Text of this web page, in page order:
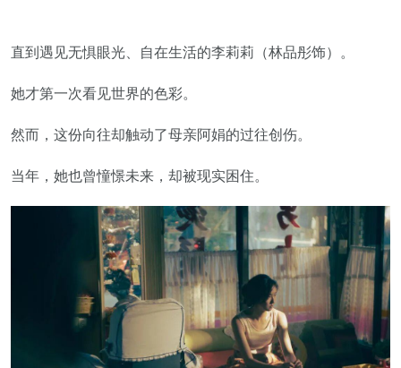
直到遇见无惧眼光、自在生活的李莉莉（林品彤饰）。
她才第一次看见世界的色彩。
然而，这份向往却触动了母亲阿娟的过往创伤。
当年，她也曾憧憬未来，却被现实困住。